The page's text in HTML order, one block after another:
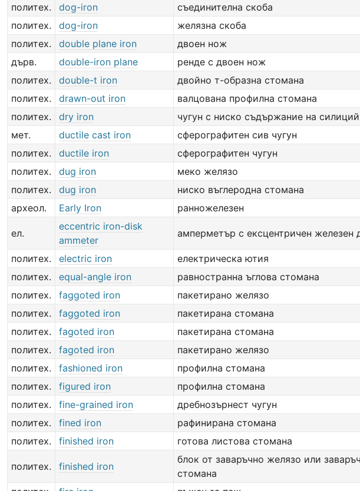
политех.
dog-iron
съединителна скоба
политех.
dog-iron
желязна скоба
политех.
double plane iron
двоен нож
дърв.
double-iron plane
ренде с двоен нож
политех.
double-t iron
двойно т-образна стомана
политех.
drawn-out iron
валцована профилна стомана
политех.
dry iron
чугун с ниско съдържание на силиций
мет.
ductile cast iron
сферографитен сив чугун
политех.
ductile iron
сферографитен чугун
политех.
dug iron
меко желязо
политех.
dug iron
ниско въглеродна стомана
археол.
Early Iron ранножелезен
ел.
eccentric iron-disk
ammeter
амперметър с ексцентричен железен
политех. electric iron
електрическа ютия
политех.
equal-angle iron
равностранна ъглова стомана
политех.
faggoted iron
пакетирано желязо
политех.
faggoted iron
пакетирана стомана
политех.
fagoted iron
пакетирана стомана
политех.
fagoted iron
пакетирано желязо
политех.
fashioned iron
профилна стомана
политех.
figured iron
профилна стомана
политех.
fine-grained iron
дребнозърнест чугун
политех.
fined iron
рафинирана стомана
политех.
finished iron готова листова стомана
политех. finished iron
блок от заваръчно желязо или
стомана